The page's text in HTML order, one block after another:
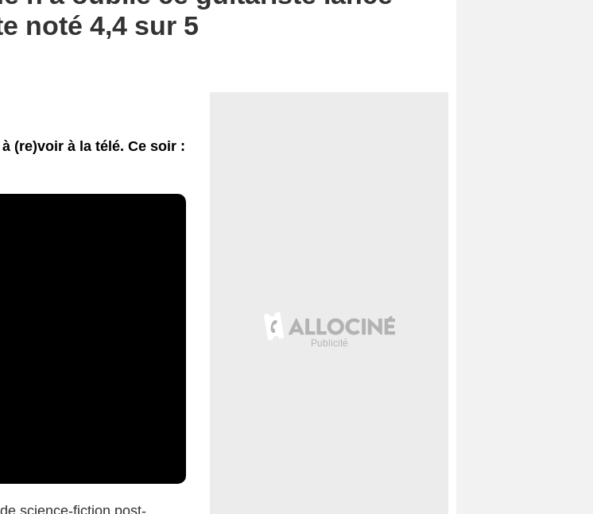
noté 4,4 sur 5
cet article
(re)voir à la télé. Ce soir :